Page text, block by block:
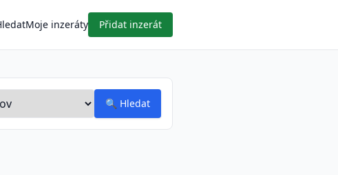
Moje inzeráty Přidat inzerát
🔍 Hledat